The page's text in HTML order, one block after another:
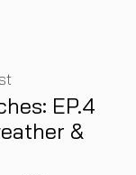
EP.4
&